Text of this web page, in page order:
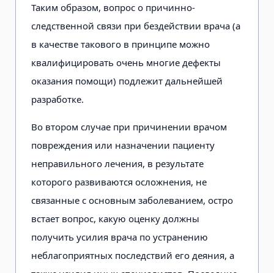
Таким образом, вопрос о причинно-
следственной связи при бездействии врача (а
в качестве такового в принципе можно
квалифицировать очень многие дефекты
оказания помощи) подлежит дальнейшей
разработке.
Во втором случае при причинении врачом
повреждения или назначении пациенту
неправильного лечения, в результате
которого развиваются осложнения, не
связанные с основным заболеванием, остро
встает вопрос, какую оценку должны
получить усилия врача по устранению
неблагоприятных последствий его деяния, а